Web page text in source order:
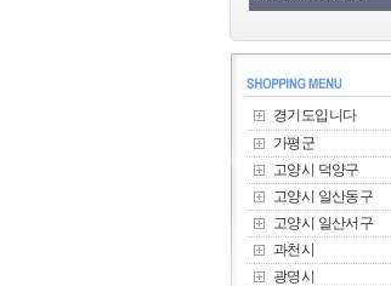
경기도입니다
가평군
고양시 덕양구
고양시 일산동구
고양시 일산서구
과천시
광명시